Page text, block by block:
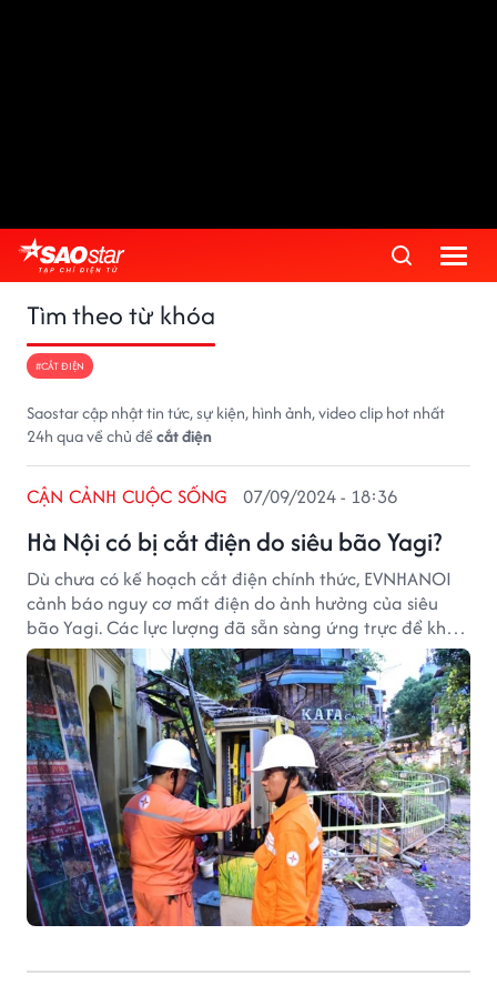
Tìm theo từ khóa
#CẮT ĐIỆN
Saostar cập nhật tin tức, sự kiện, hình ảnh, video clip hot nhất
24h qua về chủ đềcắt điện
Hà Nội có bị cắt điện do siêu bão Yagi?
CẬN CẢNH CUỘC SỐNG 07/09/2024 - 18:36
Dù chưa có kế hoạch cắt điện chính thức, EVNHANOI
cảnh báo nguy cơ mất điện do ảnh hưởng của siêu
bão Yagi. Các lực lượng đã sẵn sàng ứng trực để khắc
phục sự cố.